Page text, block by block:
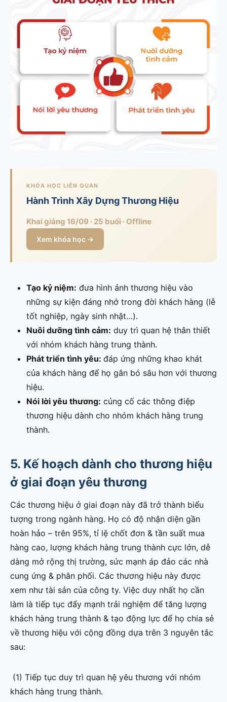
KHÓA HỌC LIÊN QUAN
Hành Trình Xây Dựng Thương Hiệu
Khai giảng 16/09 · 25 buổi · Offline
Xem khóa học →
Tạo kỷ niệm: đưa hình ảnh thương hiệu vào
những sự kiện đáng nhớ trong đời khách hàng (lễ
tốt nghiệp, ngày sinh nhật…).
Nuôi dưỡng tình cảm: duy trì quan hệ thân thiết
với nhóm khách hàng trung thành.
Phát triển tình yêu: đáp ứng những khao khát
của khách hàng để họ gắn bó sâu hơn với thương
hiệu.
Nói lời yêu thương: củng cố các thông điệp
thương hiệu dành cho nhóm khách hàng trung
thành.
5. Kế hoạch dành cho thương hiệu
ở giai đoạn yêu thương
Các thương hiệu ở giai đoạn này đã trở thành biểu
tượng trong ngành hàng. Họ có độ nhận diện gần
hoàn hảo – trên 95%, tỉ lệ chốt đơn & tần suất mua
hàng cao, lượng khách hàng trung thành cực lớn, dễ
dàng mở rộng thị trường, sức mạnh áp đảo các nhà
cung ứng & phân phối. Các thương hiệu này được
xem như tài sản của công ty. Việc duy nhất họ cần
làm là tiếp tục đẩy mạnh trải nghiệm để tăng lượng
khách hàng trung thành & tạo động lực để họ chia sẻ
về thương hiệu với cộng đồng dựa trên 3 nguyên tắc
sau:
(1) Tiếp tục duy trì quan hệ yêu thương với nhóm
khách hàng trung thành.